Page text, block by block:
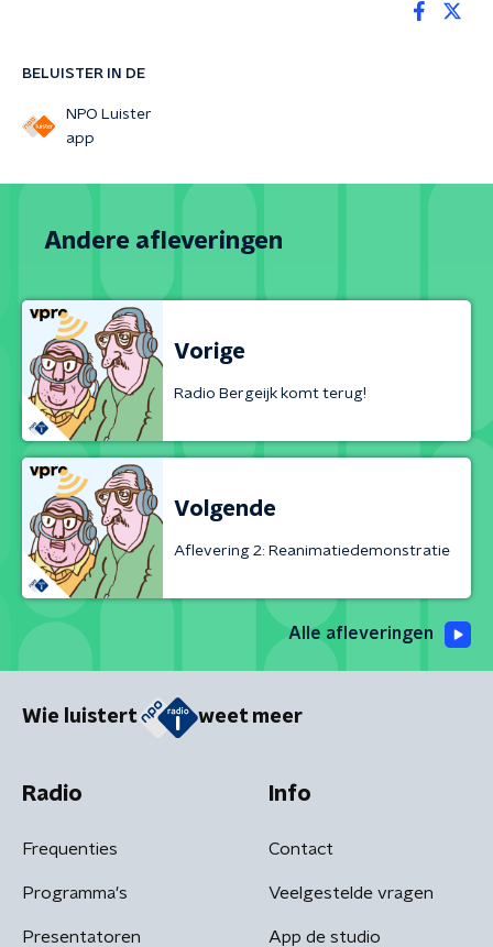
BELUISTER IN DE
NPO Luister
app
Andere afleveringen
Vorige
Radio Bergeijk komt terug!
Volgende
Aflevering 2: Reanimatiedemonstratie
Alle afleveringen
Wie luistert weet meer
Radio
Frequenties
Programma's
Presentatoren
Info
Contact
Veelgestelde vragen
App de studio